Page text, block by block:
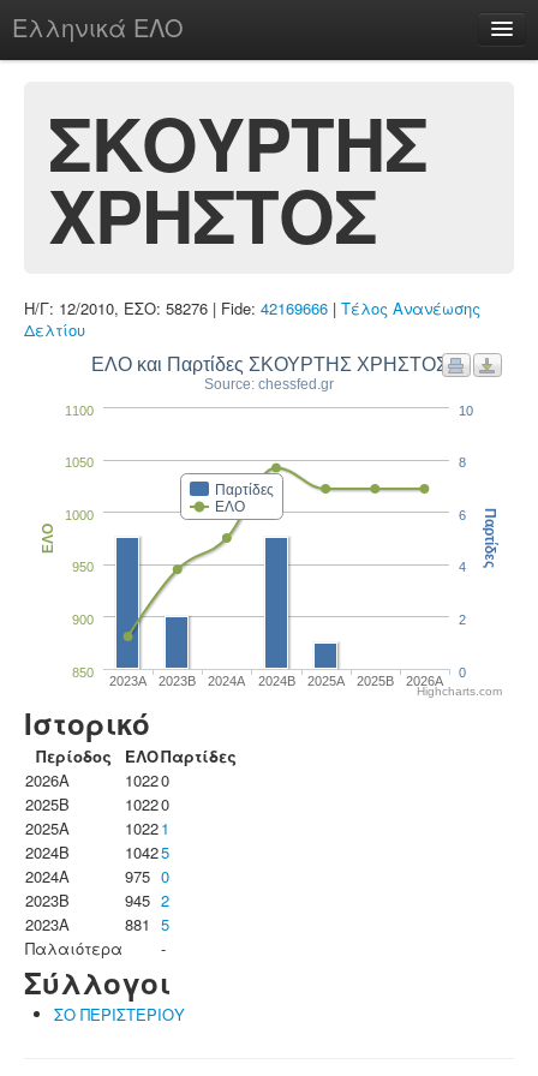
Ελληνικά ΕΛΟ
chesstu.be @ discord
Login
ΣΚΟΥΡΤΗΣ
ΧΡΗΣΤΟΣ
Η/Γ: 12/2010, ΕΣΟ: 58276 | Fide: 42169666 | Τέλος Ανανέωσης
Δελτίου
ΕΛΟ και Παρτίδες ΣΚΟΥΡΤΗΣ ΧΡΗΣΤΟΣ
Source: chessfed.gr
Παρτίδες
ΕΛΟ
2023Α 2023B 2024A 2024B 2025A 2025B 2026A
850
900
950
1000
1050
1100
ΕΛΟ
0
2
4
6
8
10
Παρτίδες
Highcharts.com
Ιστορικό
Περίοδος ΕΛΟΠαρτίδες
2026A
10220
2025B
10220
2025A
10221
2024B
10425
2024A
975 0
2023B
945 2
2023Α
881 5
Παλαιότερα
-
Σύλλογοι
ΣΟ ΠΕΡΙΣΤΕΡΙΟΥ